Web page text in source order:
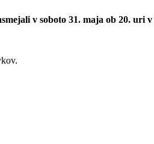
v soboto 31. maja ob 20. uri